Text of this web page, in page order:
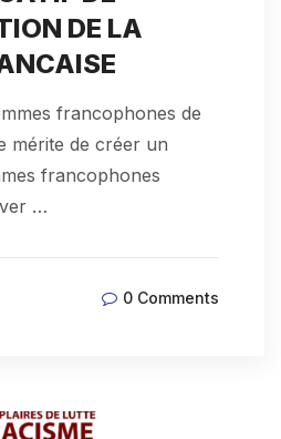
DE LA
francophones de
mérite de créer un
francophones
…
0 Comments